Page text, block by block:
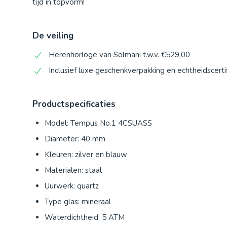
tijd in topvorm!
De veiling
Herenhorloge van Solmani t.w.v. €529,00
Inclusief luxe geschenkverpakking en
Productspecificaties
Model: Tempus No.1 4CSUASS
Diameter: 40 mm
Kleuren: zilver en blauw
Materialen: staal
Uurwerk: quartz
Type glas: mineraal
Waterdichtheid: 5 ATM